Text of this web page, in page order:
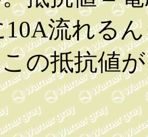
流れる
の抵抗値